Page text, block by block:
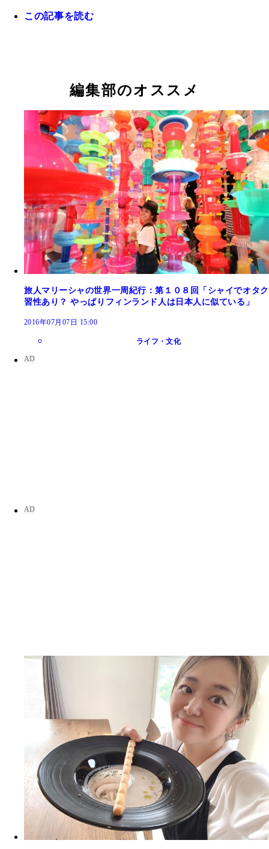
この記事を読む
編集部のオススメ
旅人マリーシャの世界一周紀行：第１０８回「シャイでオタク
習性あり？ やっぱりフィンランド人は日本人に似ている」
2016年07月07日 15:00
ライフ・文化